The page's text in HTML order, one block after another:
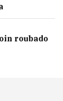
roubado